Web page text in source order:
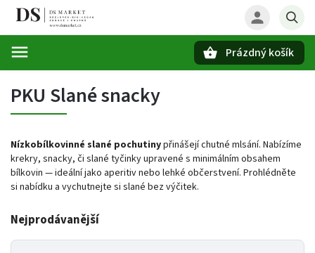
Prázdný košík
PKU Slané snacky
Nízkobílkovinné slané pochutinypřinášejí chutné mlsání. Nabízíme
krekry, snacky, či slané tyčinky upravené s minimálním obsahem
bílkovin — ideální jako aperitiv nebo lehké občerstvení. Prohlédněte
si nabídku a vychutnejte si slané bez výčitek.
Nejprodávanější